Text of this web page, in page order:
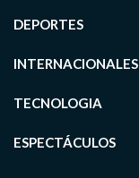
DEPORTES
INTERNACIONALES
TECNOLOGIA
ESPECTÁCULOS